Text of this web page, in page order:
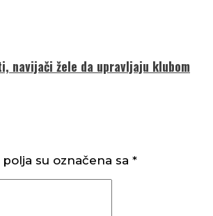
navijači žele da upravljaju klubom
su označena sa *